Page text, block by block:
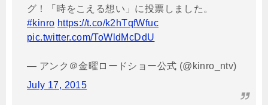
グ！「時をこえる想い」に投票しました。
#kinro https://t.co/k2hTqfWfuc
pic.twitter.com/ToWldMcDdU
— アンク＠金曜ロードショー公式 (@kinro_ntv)
July 17, 2015